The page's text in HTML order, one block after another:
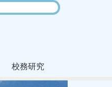
校務研究